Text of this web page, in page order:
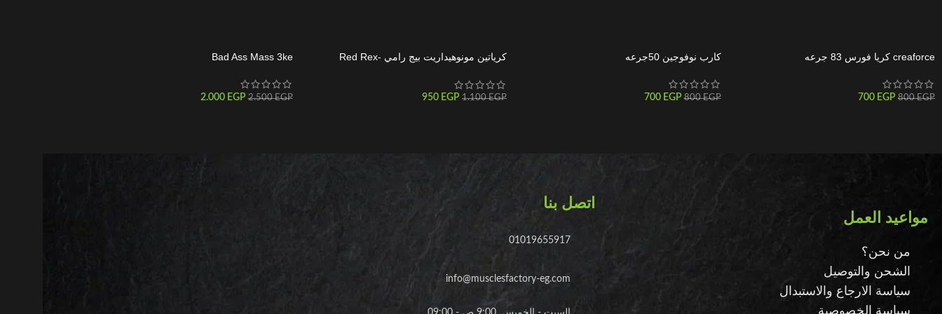
creaforce كريا فورس 83 جرعه
800EGP
700 EGP
كارب نوفوجين 50جرعه
800EGP
700 EGP
كرياتين مونوهيداريت بيج رامي -Red Rex
1.100EGP
950 EGP
Bad Ass Mass 3ke
2.500EGP
2.000 EGP
مواعيد العمل
من نحن؟
الشحن والتوصيل
سياسة الارجاع والاستبدال
سياسة الخصوصية
اتصل بنا
01019655917
info@musclesfactory-eg.com